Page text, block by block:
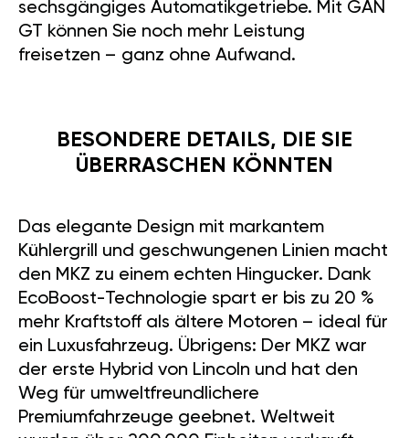
Wir bei GÄN Tuning möchten
Ihnen den Lincoln MKZ 2.0T
beeindruckende Leistung
vereint. Wenn Sie auf der Suche
nach etwas
werden Sie von diesem
amerikanischen Meisterwerk
begeistert sein. Lassen Sie sich
von uns zeigen, wie Sie mit
unserem GAN GT Modul das
volle Potenzial dieses
Fahrzeugs entfesseln können.